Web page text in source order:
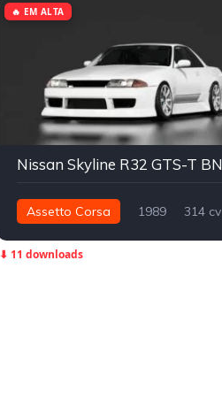
Assetto Corsa 1989
314 cv
Street
🔥 EM ALTA
⬇ 11 downloads